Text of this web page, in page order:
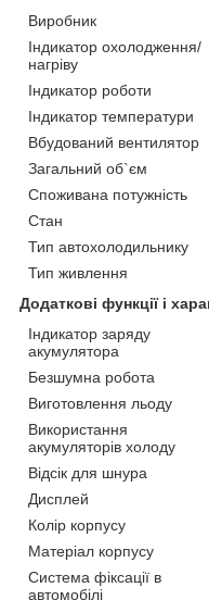
Виробник
Індикатор охолодження/
нагріву
Індикатор роботи
Індикатор температури
Вбудований вентилятор
Загальний об`єм
Споживана потужність
Стан
Тип автохолодильнику
Тип живлення
Додаткові функції і
Індикатор заряду
акумулятора
Безшумна робота
Виготовлення льоду
Використання
акумуляторів холоду
Відсік для шнура
Дисплей
Колір корпусу
Матеріал корпусу
Система фіксації в
автомобілі